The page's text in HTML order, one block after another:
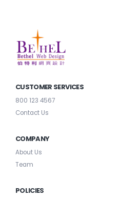
CUSTOMER SERVICES
800 123 4567
Contact Us
COMPANY
About Us
Team
POLICIES